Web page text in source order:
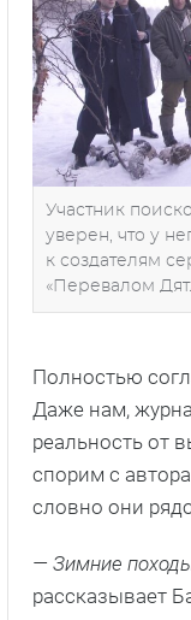
Участник
уверен, что у
к создателям
«Перевалом
Полностью
Даже нам,
реальность от
спорим с
словно они
— Зимние
рассказывает